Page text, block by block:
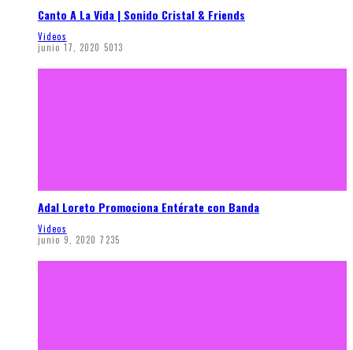
Canto A La Vida | Sonido Cristal & Friends
Videos
junio 17, 2020 5013
Adal Loreto Promociona Entérate con Banda
Videos
junio 9, 2020 7235